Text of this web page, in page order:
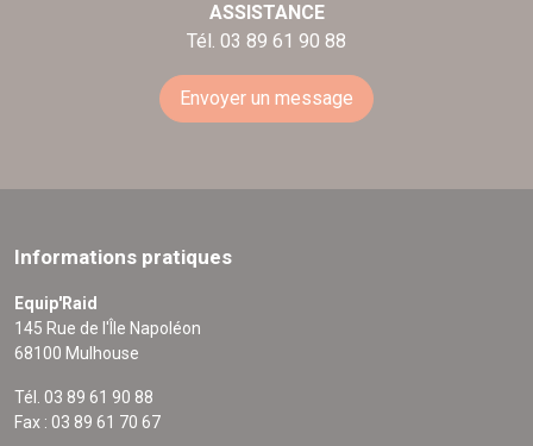
ASSISTANCE
Tél. 03 89 61 90 88
Envoyer un message
Informations pratiques
Equip'Raid
145 Rue de l'Île Napoléon
68100 Mulhouse
Tél. 03 89 61 90 88
Fax : 03 89 61 70 67